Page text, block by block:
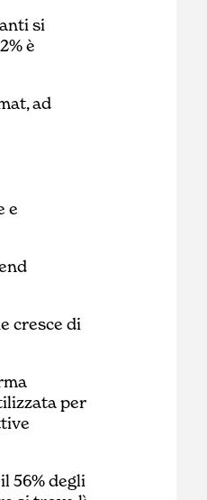
si
è
ad
e
cresce di
per
56% degli